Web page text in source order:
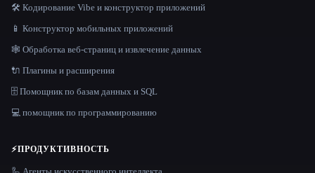
🛠️ Кодирование Vibe и конструктор приложений
📱 Конструктор мобильных приложений
🕸️ Обработка веб-страниц и извлечение данных
🔌 Плагины и расширения
🗄️ Помощник по базам данных и SQL
💻 помощник по программированию
⚡ПРОДУКТИВНОСТЬ